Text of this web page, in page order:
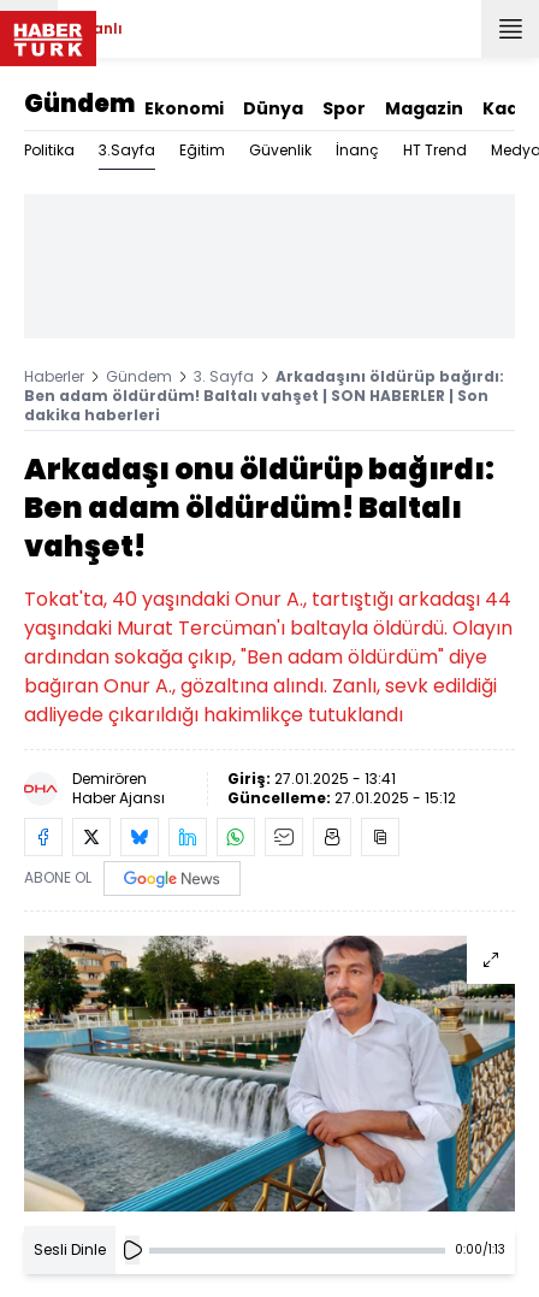
Canlı
Gündem Ekonomi Dünya Spor Magazin Kadın
Politika 3.Sayfa Eğitim Güvenlik İnanç HT Trend
Haberler Gündem 3. Sayfa
Arkadaşını öldürüp bağırdı:
Ben adam öldürdüm! Baltalı vahşet | SON HABERLER | Son
dakika haberleri
Arkadaşı onu öldürüp bağırdı:
Ben adam öldürdüm! Baltalı
vahşet!
Tokat'ta, 40 yaşındaki Onur A., tartıştığı arkadaşı 44
yaşındaki Murat Tercüman'ı baltayla öldürdü. Olayın
ardından sokağa çıkıp, "Ben adam öldürdüm" diye
bağıran Onur A., gözaltına alındı. Zanlı, sevk edildiği
adliyede çıkarıldığı hakimlikçe tutuklandı
Demirören
Haber Ajansı
Giriş: 27.01.2025 - 13:41
Güncelleme: 27.01.2025 - 15:12
ABONE OL
Sesli Dinle 0:00/1:13